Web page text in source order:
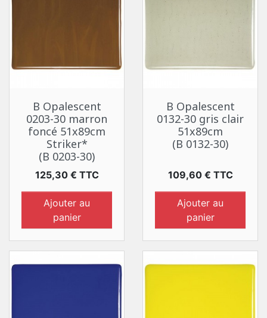
B Opalescent
0203-30 marron
foncé 51x89cm
Striker*
(B 0203-30)
Prix
125,30 € TTC
Ajouter au
panier
B Opalescent
0132-30 gris clair
51x89cm
(B 0132-30)
Prix
109,60 € TTC
Ajouter au
panier